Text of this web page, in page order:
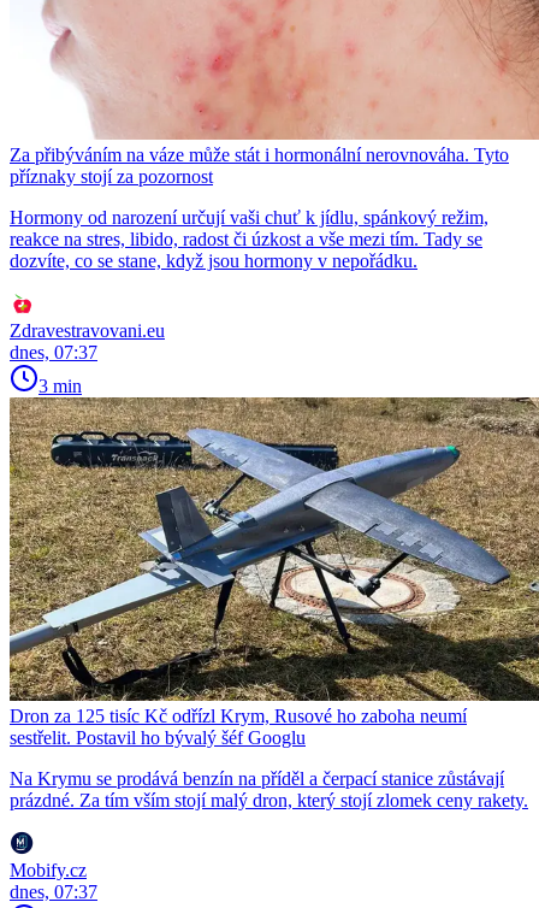
Za přibýváním na váze může stát i hormonální nerovnováha. Tyto
příznaky stojí za pozornost
Hormony od narození určují vaši chuť k jídlu, spánkový režim,
reakce na stres, libido, radost či úzkost a vše mezi tím. Tady se
dozvíte, co se stane, když jsou hormony v nepořádku.
Zdravestravovani.eu
dnes, 07:37
3 min
Dron za 125 tisíc Kč odřízl Krym, Rusové ho zaboha neumí
sestřelit. Postavil ho bývalý šéf Googlu
Na Krymu se prodává benzín na příděl a čerpací stanice zůstávají
prázdné. Za tím vším stojí malý dron, který stojí zlomek ceny rakety.
Mobify.cz
dnes, 07:37